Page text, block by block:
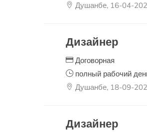
Душанбе, 16-04-
Дизайнер
Договорная
полный рабочий
Душанбе, 18-09-
Дизайнер